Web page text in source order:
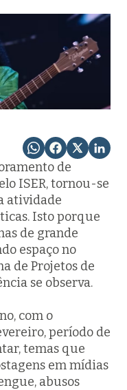
de
ISER, tornou-se
atividade
Isto porque
de grande
espaço no
de Projetos de
se observa.
com o
período de
temas que
em mídias
abusos